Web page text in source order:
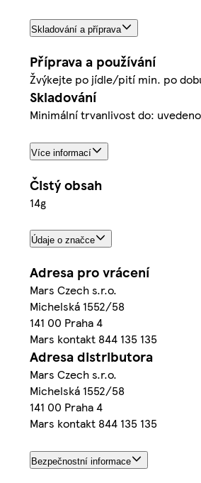
Skladování a příprava
Příprava a používání
Žvýkejte po jídle/pití min. po
Skladování
Minimální trvanlivost do:
Více informací
Čistý obsah
14g
Údaje o značce
Adresa pro vrácení
Mars Czech s.r.o.
Michelská 1552/58
141 00 Praha 4
Mars kontakt 844 135 135
Adresa distributora
Mars Czech s.r.o.
Michelská 1552/58
141 00 Praha 4
Mars kontakt 844 135 135
Bezpečnostní informace